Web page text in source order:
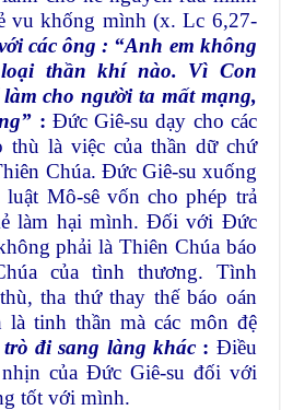
vu khống mình (x. Lc 6,27-
các ông : “Anh em không
thần khí nào. Vì Con
cho người ta mất mạng,
: Đức Giê-su dạy cho các
thù là việc của thần dữ chứ
Chúa. Đức Giê-su xuống
Mô-sê vốn cho phép trả
làm hại mình. Đối với Đức
phải là Thiên Chúa báo
của tình thương. Tình
tha thứ thay thế báo oán
tinh thần mà các môn đệ
trò đi sang làng khác : Điều
của Đức Giê-su đối với
tốt với mình.